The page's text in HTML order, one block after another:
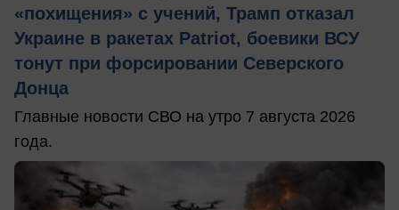
«похищения» с учений, Трамп отказал
Украине в ракетах Patriot, боевики ВСУ
тонут при форсировании Северского
Донца
Главные новости СВО на утро 7 августа 2026
года.